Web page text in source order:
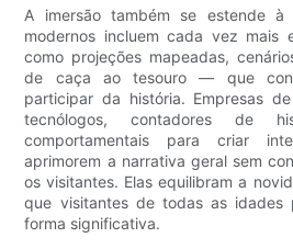
A imersão também se estende à
modernos incluem cada vez mais
como projeções mapeadas,
de caça ao tesouro — que
participar da história. Empresas
tecnólogos, contadores de
comportamentais para criar
aprimorem a narrativa geral sem
os visitantes. Elas equilibram a
que visitantes de todas as idades
forma significativa.